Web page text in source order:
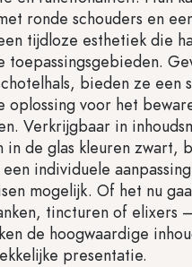
ronde schouders en
tijdloze esthetiek die
toepassingsgebieden.
bieden ze een
oplossing voor het
Verkrijgbaar in
in de glas kleuren zwart,
individuele
mogelijk. Of het nu
tincturen of elixers
de hoogwaardige
presentatie.